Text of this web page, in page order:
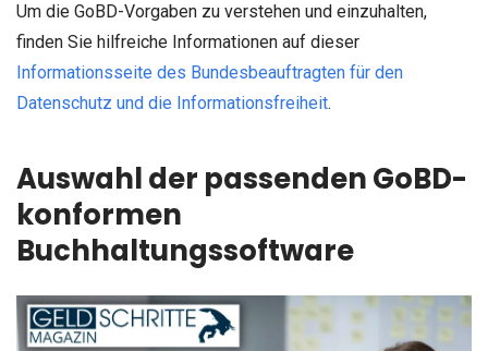
Um die GoBD-Vorgaben zu verstehen und einzuhalten,
finden Sie hilfreiche Informationen auf dieser
Informationsseite des Bundesbeauftragten für den
Datenschutz und die Informationsfreiheit.
Auswahl der passenden GoBD-
konformen
Buchhaltungssoftware